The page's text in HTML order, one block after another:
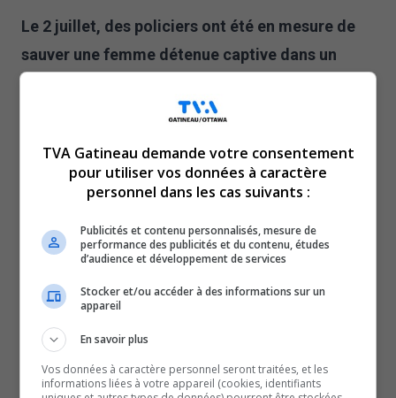
Le 2 juillet, des policiers ont été en mesure de
sauver une femme détenue captive dans un
un appel concernant la sûreté d’une femme, qu’on
croyait alors prise en otage.
s’agissait en effet d’une prise d’otage.
Pendant 14 heures, les autorités ont tenu des
négociations afin de résoudre la situation pacifiquement.
Enfin, vers 21 h, l’unité tactique a été en mesure de
pénétrer dans la résidence et de sauver la femme, qui
reçoit d’ailleurs du soutien.
Un homme a été arrêté sur place, puis transporté à
TVA Gatineau demande votre consentement
pour utiliser vos données à caractère
personnel dans les cas suivants :
Publicités et contenu personnalisés, mesure de
performance des publicités et du contenu, études
d’audience et développement de services
Stocker et/ou accéder à des informations sur un
appareil
En savoir plus
Vos données à caractère personnel seront traitées, et les
informations liées à votre appareil (cookies, identifiants